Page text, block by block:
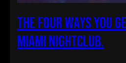
The Four Ways You
Miami Nightclub.